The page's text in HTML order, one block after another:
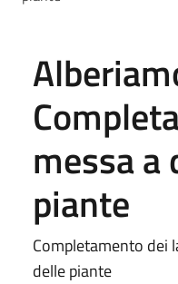
messa a
piante
Completamento dei
delle piante